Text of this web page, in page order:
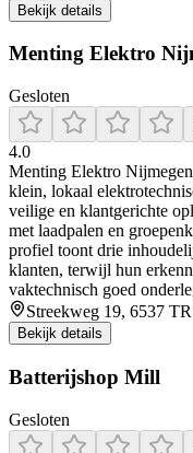
Bekijk details
Menting Elektro
Gesloten
4.0
Menting Elektro
klein, lokaal
veilige en klantgerichte
met laadpalen en
profiel toont drie
klanten, terwijl hun
vaktechnisch goed
Streekweg 19, 6537
Bekijk details
Batterijshop Mill
Gesloten